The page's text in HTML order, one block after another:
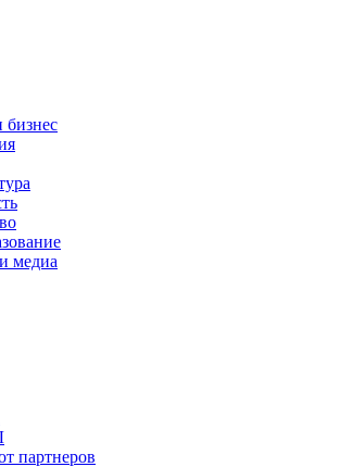
медиа
партнеров